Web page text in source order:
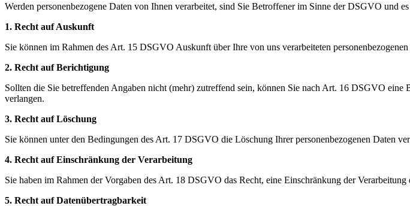
Werden personenbezogene Daten von Ihnen verarbeitet, sind Sie Betroffener im Sinne der DSGVO und
1. Recht auf Auskunft
Sie können im Rahmen des Art. 15 DSGVO Auskunft über Ihre von uns verarbeiteten
2. Recht auf Berichtigung
Sollten die Sie betreffenden Angaben nicht (mehr) zutreffend sein, können Sie nach Art. 16 DSGVO
verlangen.
3. Recht auf Löschung
Sie können unter den Bedingungen des Art. 17 DSGVO die Löschung Ihrer personenbezogenen Daten
4. Recht auf Einschränkung der Verarbeitung
Sie haben im Rahmen der Vorgaben des Art. 18 DSGVO das Recht, eine Einschränkung der
5. Recht auf Datenübertragbarkeit